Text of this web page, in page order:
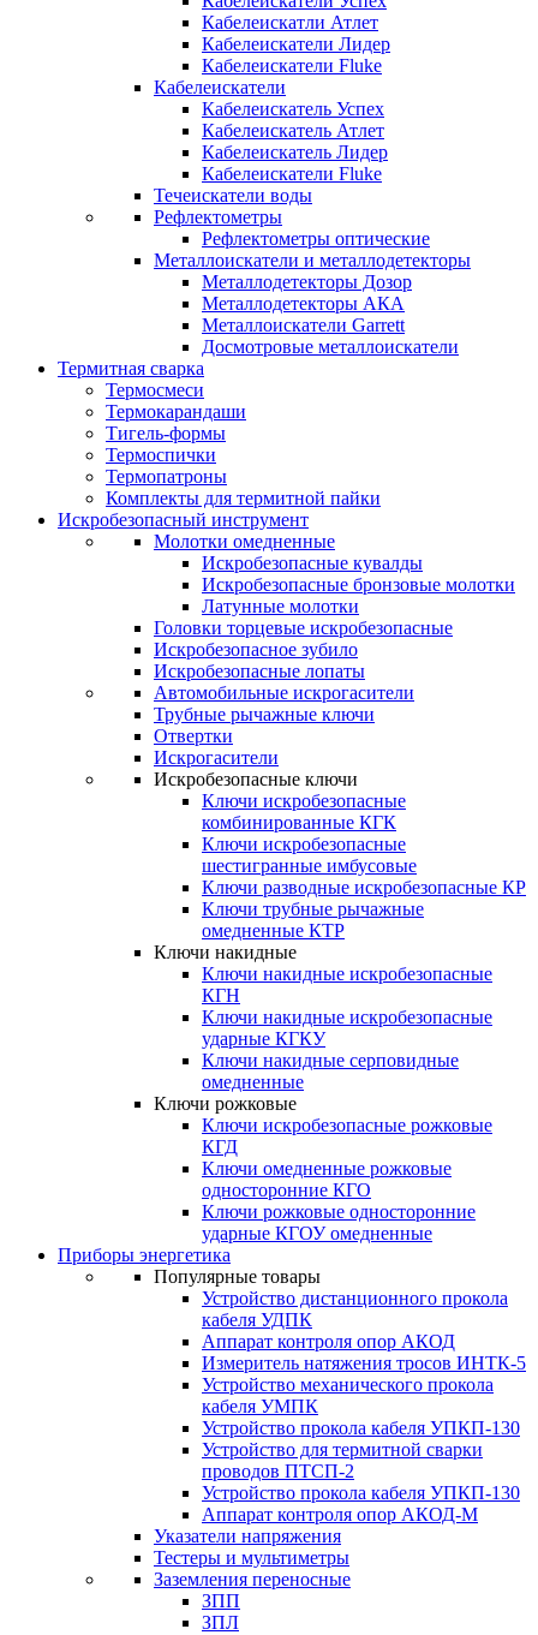
Кабелеискатли Атлет
Кабелеискатели Лидер
Кабелеискатели Fluke
Кабелеискатели
Кабелеискатель Успех
Кабелеискатель Атлет
Кабелеискатель Лидер
Кабелеискатели Fluke
Течеискатели воды
Рефлектометры
Рефлектометры оптические
Металлоискатели и металлодетекторы
Металлодетекторы Дозор
Металлодетекторы АКА
Металлоискатели Garrett
Досмотровые металлоискатели
Термитная сварка
Термосмеси
Термокарандаши
Тигель-формы
Термоспички
Термопатроны
Комплекты для термитной пайки
Искробезопасный инструмент
Молотки омедненные
Искробезопасные кувалды
Искробезопасные бронзовые молотки
Латунные молотки
Головки торцевые искробезопасные
Искробезопасное зубило
Искробезопасные лопаты
Автомобильные искрогасители
Трубные рычажные ключи
Отвертки
Искрогасители
Искробезопасные ключи
Ключи искробезопасные
комбинированные КГК
Ключи искробезопасные
шестигранные имбусовые
Ключи разводные искробезопасные КР
Ключи трубные рычажные
омедненные КТР
Ключи накидные
Ключи накидные искробезопасные
КГН
Ключи накидные искробезопасные
ударные КГКУ
Ключи накидные серповидные
омедненные
Ключи рожковые
Ключи искробезопасные рожковые
КГД
Ключи омедненные рожковые
односторонние КГО
Ключи рожковые односторонние
ударные КГОУ омедненные
Приборы энергетика
Популярные товары
Устройство дистанционного прокола
кабеля УДПК
Аппарат контроля опор АКОД
Измеритель натяжения тросов ИНТК-5
Устройство механического прокола
кабеля УМПК
Устройство прокола кабеля УПКП-130
Устройство для термитной сварки
проводов ПТСП-2
Устройство прокола кабеля УПКП-130
Аппарат контроля опор АКОД-М
Указатели напряжения
Тестеры и мультиметры
Заземления переносные
ЗПП
ЗПЛ